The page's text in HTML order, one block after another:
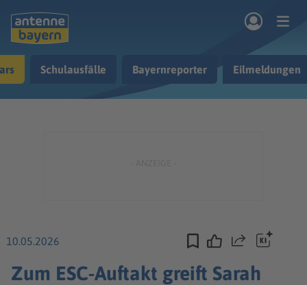
Ratgeber
Schulausfälle Bayernreporter Eilmeldungen
10.05.2026 Teilen
Zum ESC-Auftakt greift Sarah